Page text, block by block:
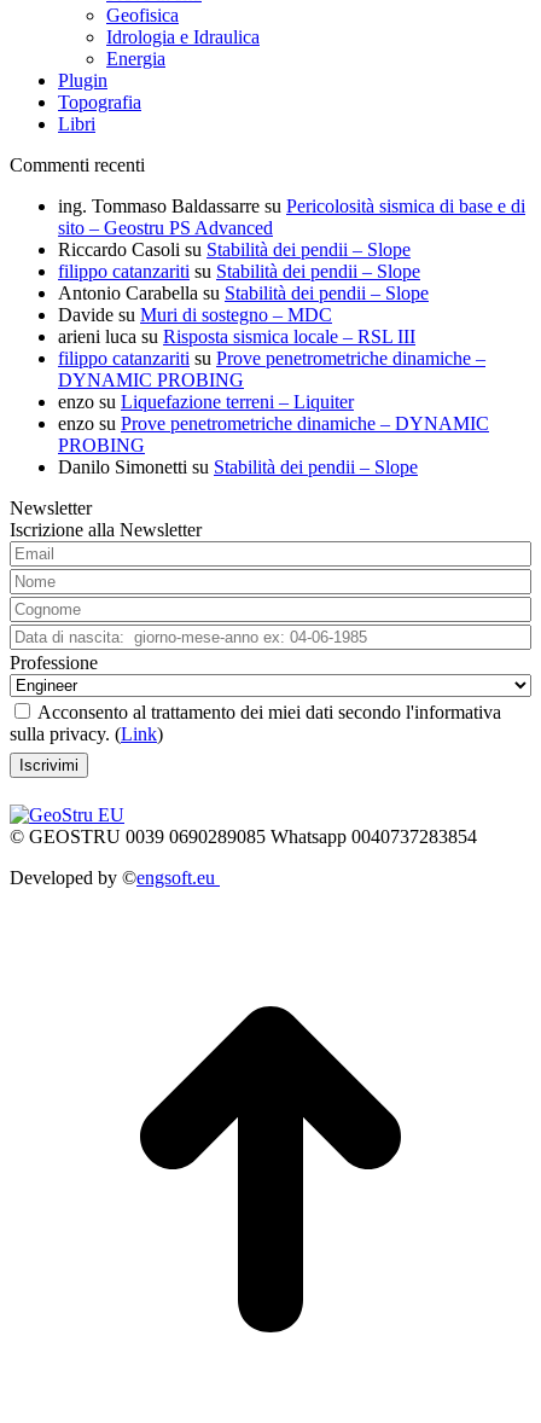
Geofisica
Idrologia e Idraulica
Energia
Plugin
Topografia
Libri
Commenti recenti
ing. Tommaso Baldassarre su Pericolosità sismica di base e di
sito – Geostru PS Advanced
Riccardo Casoli su Stabilità dei pendii – Slope
filippo catanzariti su Stabilità dei pendii – Slope
Antonio Carabella su Stabilità dei pendii – Slope
Davide su Muri di sostegno – MDC
arieni luca su Risposta sismica locale – RSL III
filippo catanzariti su Prove penetrometriche dinamiche –
DYNAMIC PROBING
enzo su Liquefazione terreni – Liquiter
enzo su Prove penetrometriche dinamiche – DYNAMIC
PROBING
Danilo Simonetti su Stabilità dei pendii – Slope
Newsletter
Iscrizione alla Newsletter
Professione
Acconsento al trattamento dei miei dati secondo l'informativa
sulla privacy. (Link)
© GEOSTRU 0039 0690289085 Whatsapp 0040737283854
Developed by ©engsoft.eu